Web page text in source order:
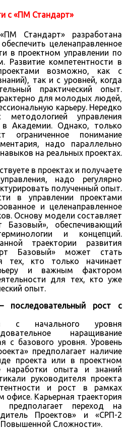
с «ПМ Стандарт»
Стандарт» разработана
целенаправленное
в проектном управлении по
Развитие компетентности в
возможно, как с
так и с уровней, когда
практический опыт.
для молодых людей,
карьеру. Нередко
управления
в Академии. Однако, только
ограниченное понимание
надо параллельно
на реальных проектах.
в проектах и получаете
надо регулярно
полученный опыт.
в управлении проектами
и целенаправленное
Основу модели составляет
Базовый», обеспечивающий
и концепций.
траектории развития
Базовый» может стать
кто только начинает
и важным фактором
для тех, кто уже
опыт.
последовательный рост с
с начального уровня
наращивание
с базового уровня. Уровень
предполагает наличие
проекта или в проектном
опыта и знаний
руководителя проекта
и рост в рамках
офисе. Карьерная траектория
предполагает переход на
Проектов» и «СРП-2
Сложности».